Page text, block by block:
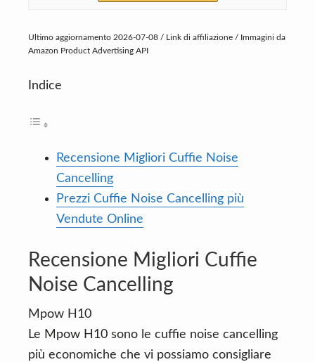
Ultimo aggiornamento 2026-07-08 / Link di affiliazione / Immagini da
Amazon Product Advertising API
Indice
Recensione Migliori Cuffie Noise
Cancelling
Prezzi Cuffie Noise Cancelling più
Vendute Online
Recensione Migliori Cuffie
Noise Cancelling
Mpow H10
Le Mpow H10 sono le cuffie noise cancelling
più economiche che vi possiamo consigliare